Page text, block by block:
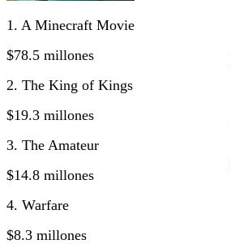
1. A Minecraft Movie
$78.5 millones
2. The King of Kings
$19.3 millones
3. The Amateur
$14.8 millones
4. Warfare
$8.3 millones